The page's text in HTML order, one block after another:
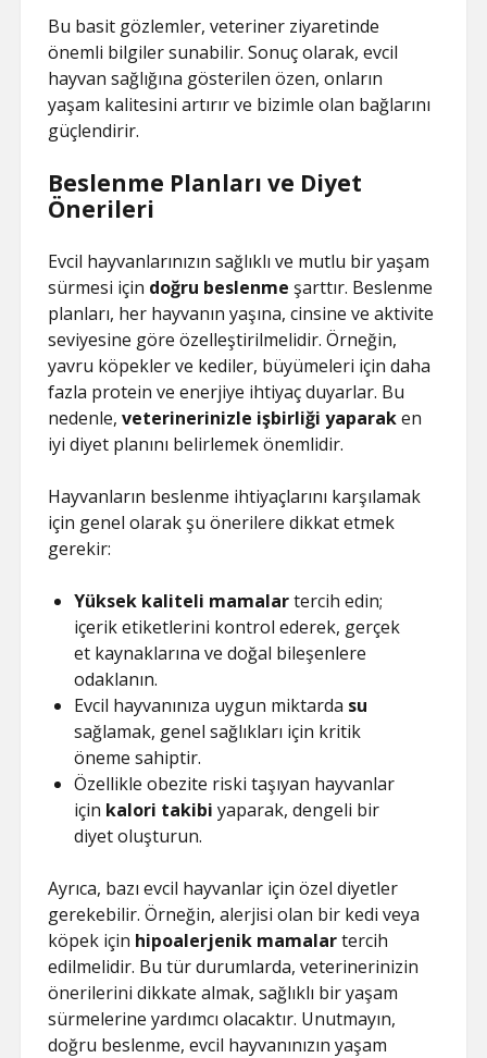
Bu basit gözlemler, veteriner ziyaretinde
önemli bilgiler sunabilir. Sonuç olarak, evcil
hayvan sağlığına gösterilen özen, onların
yaşam kalitesini artırır ve bizimle olan bağlarını
güçlendirir.
Beslenme Planları ve Diyet
Önerileri
Evcil hayvanlarınızın sağlıklı ve mutlu bir yaşam
sürmesi için doğru beslenme şarttır. Beslenme
planları, her hayvanın yaşına, cinsine ve aktivite
seviyesine göre özelleştirilmelidir. Örneğin,
yavru köpekler ve kediler, büyümeleri için daha
fazla protein ve enerjiye ihtiyaç duyarlar. Bu
nedenle,veterinerinizle işbirliği yaparaken
iyi diyet planını belirlemek önemlidir.
Hayvanların beslenme ihtiyaçlarını karşılamak
için genel olarak şu önerilere dikkat etmek
gerekir:
Yüksek kaliteli mamalartercih edin;
içerik etiketlerini kontrol ederek, gerçek
et kaynaklarına ve doğal bileşenlere
odaklanın.
Evcil hayvanınıza uygun miktarda su
sağlamak, genel sağlıkları için kritik
öneme sahiptir.
Özellikle obezite riski taşıyan hayvanlar
için kalori takibi yaparak, dengeli bir
diyet oluşturun.
Ayrıca, bazı evcil hayvanlar için özel diyetler
gerekebilir. Örneğin, alerjisi olan bir kedi veya
köpek için hipoalerjenik mamalartercih
edilmelidir. Bu tür durumlarda, veterinerinizin
önerilerini dikkate almak, sağlıklı bir yaşam
sürmelerine yardımcı olacaktır. Unutmayın,
doğru beslenme, evcil hayvanınızın yaşam